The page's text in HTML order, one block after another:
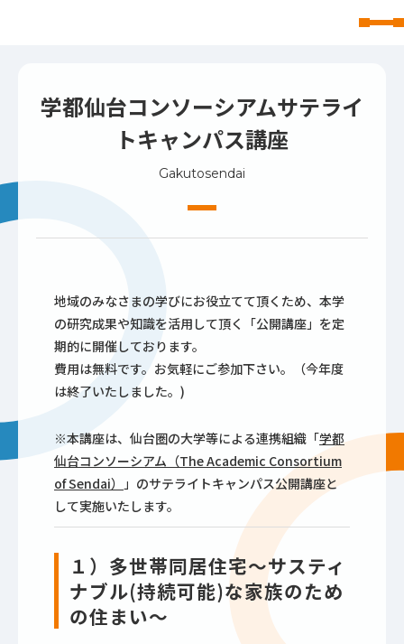
学都仙台コンソーシアムサテライ
トキャンパス講座
Gakutosendai
地域のみなさまの学びにお役立てて頂くため、本学
の研究成果や知識を活用して頂く「公開講座」を定
期的に開催しております。
費用は無料です。お気軽にご参加下さい。（今年度
は終了いたしました。)
※本講座は、仙台圏の大学等による連携組織「学都
仙台コンソーシアム（The Academic Consortium
of Sendai） 」のサテライトキャンパス公開講座と
して実施いたします。
１）多世帯同居住宅～サスティ
ナブル(持続可能)な家族のため
の住まい～